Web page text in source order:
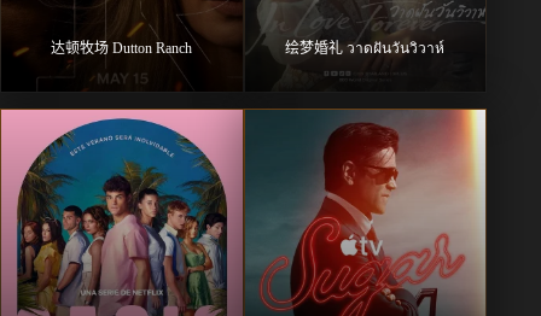
达顿牧场 Dutton Ranch 绘梦婚礼 วาดฝันวันวิวาห์